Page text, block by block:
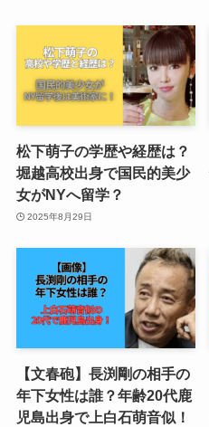
松下萌子の学歴や経歴は？
堀越高校出身で国民的美少
女がNYへ留学？
2025年8月29日
【文春砲】長渕剛の相手の
年下女性は誰？年齢20代鹿
児島出身で上白石萌音似！